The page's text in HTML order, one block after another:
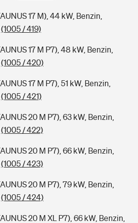
17 M), 44 kW, Benzin,
(1005 / 419)
17 M P7), 48 kW, Benzin,
(1005 / 420)
17 M P7), 51 kW, Benzin,
(1005 / 421)
20 M P7), 63 kW, Benzin,
(1005 / 422)
20 M P7), 66 kW, Benzin,
(1005 / 423)
20 M P7), 79 kW, Benzin,
(1005 / 424)
20 M XL P7), 66 kW, Benzin,